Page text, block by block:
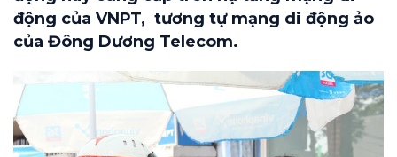
động của VNPT, tương tự mạng di động ảo
của Đông Dương Telecom.